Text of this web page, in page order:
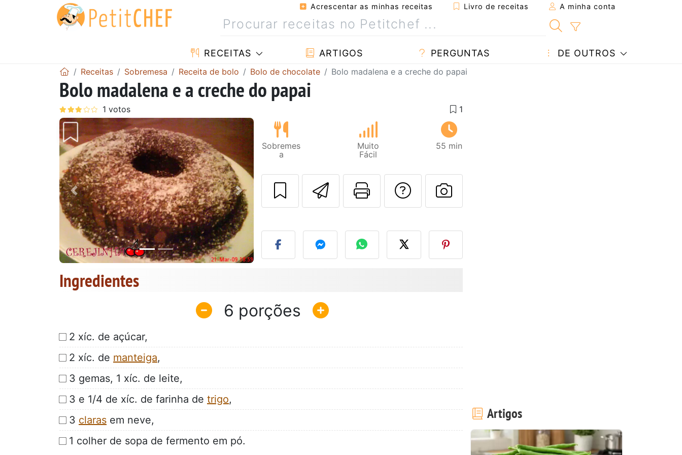
Acrescentar as minhas receitas Livro de receitas A minha conta
RECEITAS ARTIGOS PERGUNTAS DE OUTROS
Receitas Sobremesa Receita de bolo Bolo de chocolate Bolo madalena e a creche do papai
Bolo madalena e a creche do papai
Anterior Next
Sobremes
a
Muito
Fácil
55 min
Enviar esta receita a um amigo
Imprima esta página
Falar com o autor da receita
Fez esta receita? Compartilhe
Ingredientes
6
2 xíc. de açúcar,
2 xíc. de manteiga,
3 gemas, 1 xíc. de leite,
3 e 1/4 de xíc. de farinha de trigo,
3 claras em neve,
1 colher de sopa de fermento em pó.
Artigos